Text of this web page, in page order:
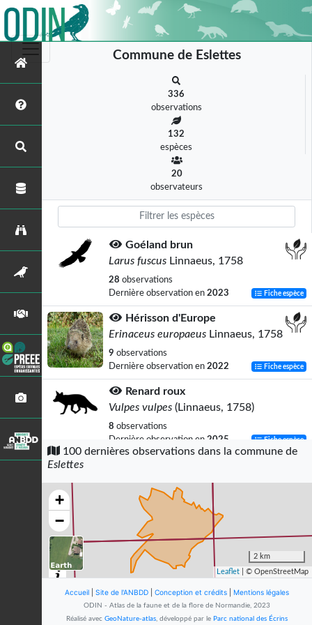
Commune de Eslettes
336
observations
132
espèces
20
observateurs
Goéland brun
Larus fuscus Linnaeus, 1758
28 observations
Dernière observation en 2023 Fiche espèce
Hérisson d'Europe
Erinaceus europaeus Linnaeus, 1758
9 observations
Dernière observation en 2022 Fiche espèce
Renard roux
Vulpes vulpes (Linnaeus, 1758)
8 observations
Dernière observation en 2025 Fiche espèce
Buteo buteo(Linnaeus, 1758)
observations
Dernière observation en2021
Triton palmé (Le)
Lissotriton helveticus
(Razoumowsky, 1789)
Dernière observation en
100 dernières observations dans la commune de
Eslettes
+
−
2 km
Leaflet | © OpenStreetMap
Accueil Site de l'ANBDD Conception et crédits Mentions légales
ODIN - Atlas de la faune et de la flore de Normandie, 2023
Réalisé avec GeoNature-atlas, développé par le Parc national des Écrins